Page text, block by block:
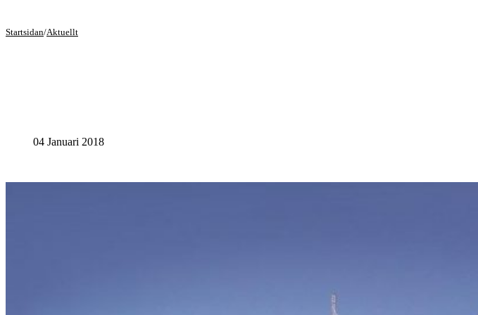
Startsidan/Aktuellt
04 Januari 2018